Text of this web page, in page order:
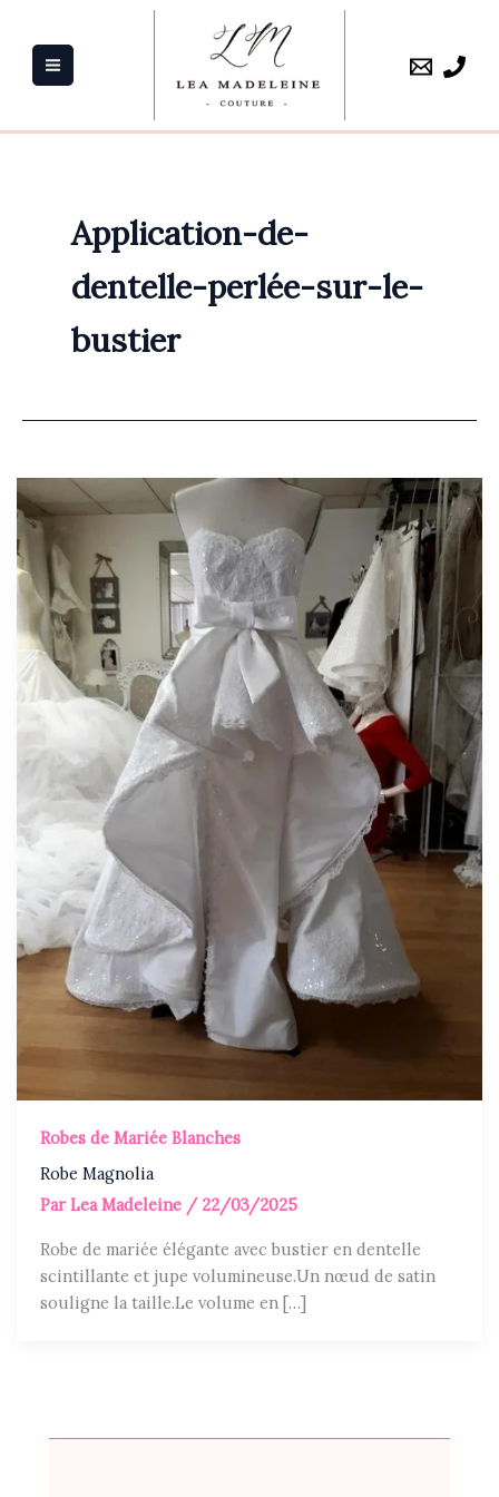
contenu
Application-de-
dentelle-perlée-sur-le-
bustier
Robes de Mariée Blanches
Robe Magnolia
ParLea Madeleine / 22/03/2025
Robe de mariée élégante avec bustier en dentelle
scintillante et jupe volumineuse.Un nœud de satin
souligne la taille.Le volume en […]